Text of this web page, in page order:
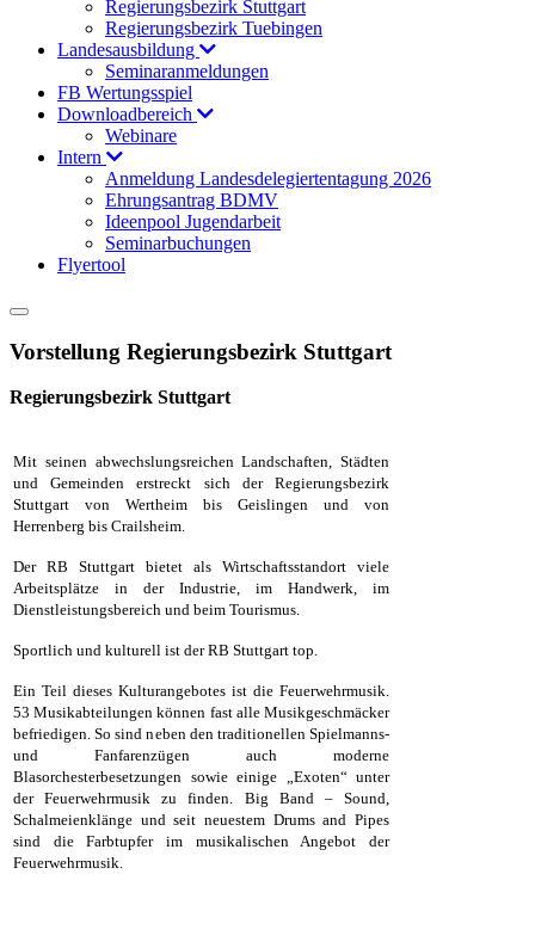
Regierungsbezirk Stuttgart
Regierungsbezirk Tuebingen
Landesausbildung
Seminaranmeldungen
FB Wertungsspiel
Downloadbereich
Webinare
Intern
Anmeldung Landesdelegiertentagung 2026
Ehrungsantrag BDMV
Ideenpool Jugendarbeit
Seminarbuchungen
Flyertool
Vorstellung Regierungsbezirk Stuttgart
Regierungsbezirk Stuttgart
Mit seinen abwechslungsreichen Landschaften, Städten
und Gemeinden erstreckt sich der Regierungsbezirk
Stuttgart von Wertheim bis Geislingen und von
Herrenberg bis Crailsheim.
Der RB Stuttgart bietet als Wirtschaftsstandort viele
Arbeitsplätze in der Industrie, im Handwerk, im
Dienstleistungsbereich und beim Tourismus.
Sportlich und kulturell ist der RB Stuttgart top.
Ein Teil dieses Kulturangebotes ist die Feuerwehrmusik.
53 Musikabteilungen können fast alle Musikgeschmäcker
befriedigen. So sind neben den traditionellen Spielmanns-
und Fanfarenzügen auch moderne
Blasorchesterbesetzungen sowie einige „Exoten“ unter
der Feuerwehrmusik zu finden. Big Band – Sound,
Schalmeienklänge und seit neuestem Drums and Pipes
sind die Farbtupfer im musikalischen Angebot der
Feuerwehrmusik.